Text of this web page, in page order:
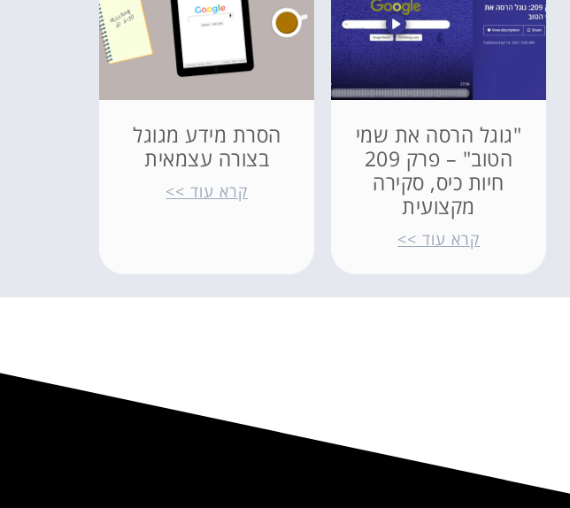
"גוגל הרסה את שמי
הטוב" – פרק 209
חיות כיס, סקירה
מקצועית
קרא עוד >>
הסרת מידע מגוגל
בצורה עצמאית
קרא עוד >>